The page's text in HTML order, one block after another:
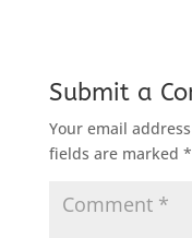
Submit a
Your email
fields are marked *